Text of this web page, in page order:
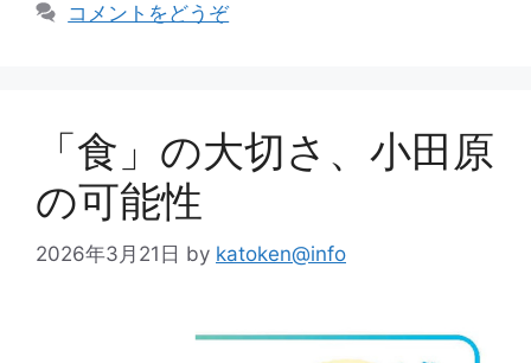
コメントをどうぞ
「食」の大切さ、小田原
の可能性
2026年3月21日 by katoken@info